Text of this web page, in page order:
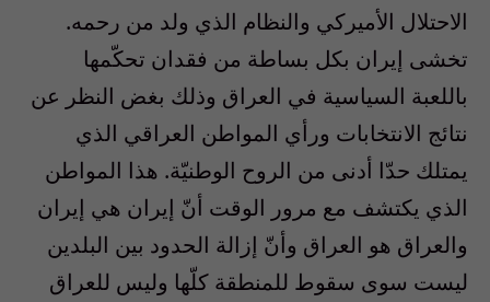
الاحتلال الأميركي والنظام الذي ولد من رحمه.
تخشى إيران بكل بساطة من فقدان تحكّمها
باللعبة السياسية في العراق وذلك بغض النظر عن
نتائج الانتخابات ورأي المواطن العراقي الذي
يمتلك حدّا أدنى من الروح الوطنيّة. هذا المواطن
الذي يكتشف مع مرور الوقت أنّ إيران هي إيران
والعراق هو العراق وأنّ إزالة الحدود بين البلدين
ليست سوى سقوط للمنطقة كلّها وليس للعراق